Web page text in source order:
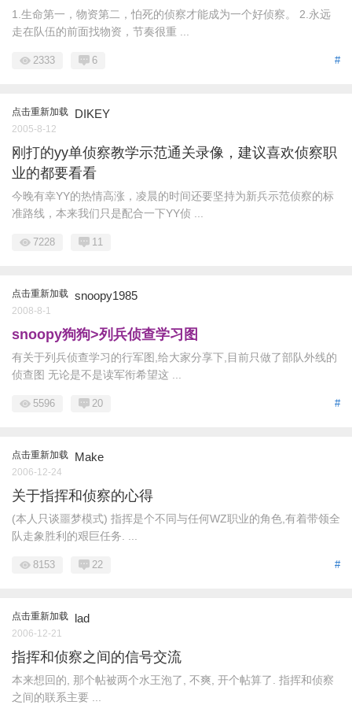
1.生命第一，物资第二，怕死的侦察才能成为一个好侦察。 2.永远
走在队伍的前面找物资，节奏很重 ...
#
2333 6
点击重新加载 DIKEY
2005-8-12
刚打的yy单侦察教学示范通关录像，建议喜欢侦察职
业的都要看看
今晚有幸YY的热情高涨，凌晨的时间还要坚持为新兵示范侦察的标
准路线，本来我们只是配合一下YY侦 ...
7228 11
点击重新加载 snoopy1985
2008-8-1
snoopy狗狗>列兵侦查学习图
有关于列兵侦查学习的行军图,给大家分享下,目前只做了部队外线的
侦查图 无论是不是读军衔希望这 ...
#
5596 20
点击重新加载 Make
2006-12-24
关于指挥和侦察的心得
(本人只谈噩梦模式) 指挥是个不同与任何WZ职业的角色,有着带领全
队走象胜利的艰巨任务. ...
#
8153 22
点击重新加载 lad
2006-12-21
指挥和侦察之间的信号交流
本来想回的, 那个帖被两个水王泡了, 不爽, 开个帖算了. 指挥和侦察
之间的联系主要 ...